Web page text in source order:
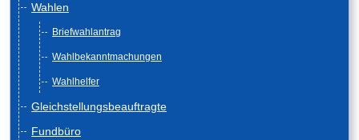
Wahlen
Briefwahlantrag
Wahlbekanntmachungen
Wahlhelfer
Gleichstellungsbeauftragte
Fundbüro